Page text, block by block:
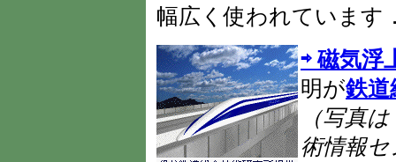
幅広く使われています
⇨ 磁気浮
明が鉄道
（写真
術情報